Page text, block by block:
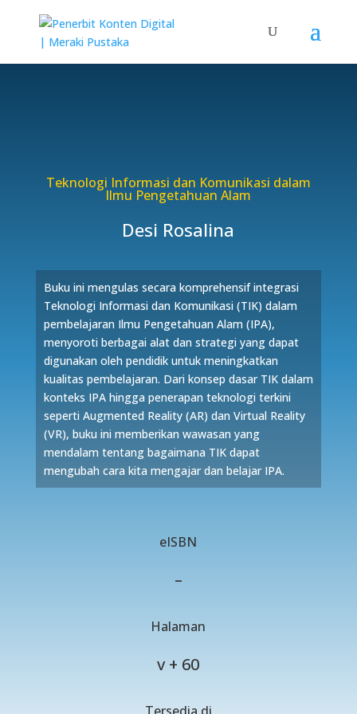
Teknologi Informasi dan Komunikasi dalam
Ilmu Pengetahuan Alam
Desi Rosalina
Buku ini mengulas secara komprehensif integrasi
Teknologi Informasi dan Komunikasi (TIK) dalam
pembelajaran Ilmu Pengetahuan Alam (IPA),
menyoroti berbagai alat dan strategi yang dapat
digunakan oleh pendidik untuk meningkatkan
kualitas pembelajaran. Dari konsep dasar TIK dalam
konteks IPA hingga penerapan teknologi terkini
seperti Augmented Reality (AR) dan Virtual Reality
(VR), buku ini memberikan wawasan yang
mendalam tentang bagaimana TIK dapat
mengubah cara kita mengajar dan belajar IPA.
eISBN
–
Halaman
v + 60